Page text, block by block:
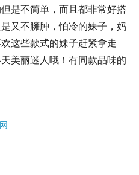
是不简单，而且都非常好搭
又不臃肿，怕冷的妹子，妈
这些款式的妹子赶紧拿走
美丽迷人哦！有同款品味的